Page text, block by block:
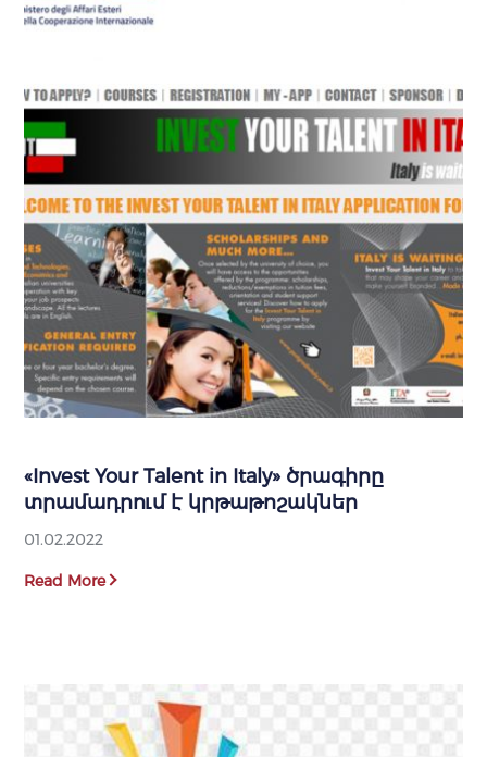
«Invest Your Talent in Italy» ծրագիրը
տրամադրում է կրթաթոշակներ
01.02.2022
Read More